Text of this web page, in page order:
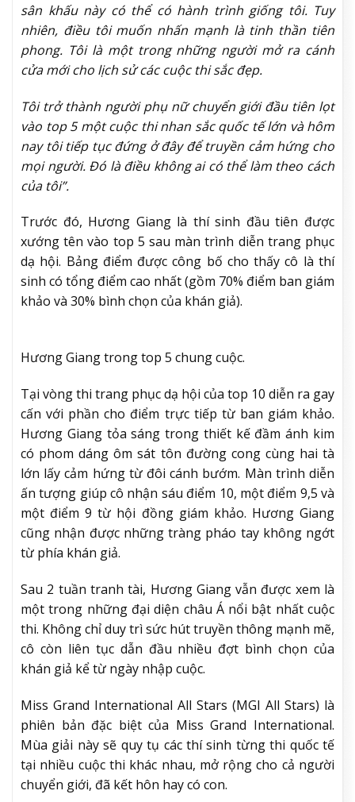
sân khấu này có thể có hành trình giống tôi. Tuy
nhiên, điều tôi muốn nhấn mạnh là tinh thần tiên
phong. Tôi là một trong những người mở ra cánh
cửa mới cho lịch sử các cuộc thi sắc đẹp.
Tôi trở thành người phụ nữ chuyển giới đầu tiên lọt
vào top 5 một cuộc thi nhan sắc quốc tế lớn và hôm
nay tôi tiếp tục đứng ở đây để truyền cảm hứng cho
mọi người. Đó là điều không ai có thể làm theo cách
của tôi”.
Trước đó, Hương Giang là thí sinh đầu tiên được
xướng tên vào top 5 sau màn trình diễn trang phục
dạ hội. Bảng điểm được công bố cho thấy cô là thí
sinh có tổng điểm cao nhất (gồm 70% điểm ban giám
khảo và 30% bình chọn của khán giả).
Hương Giang trong top 5 chung cuộc.
Tại vòng thi trang phục dạ hội của top 10 diễn ra gay
cấn với phần cho điểm trực tiếp từ ban giám khảo.
Hương Giang tỏa sáng trong thiết kế đầm ánh kim
có phom dáng ôm sát tôn đường cong cùng hai tà
lớn lấy cảm hứng từ đôi cánh bướm. Màn trình diễn
ấn tượng giúp cô nhận sáu điểm 10, một điểm 9,5 và
một điểm 9 từ hội đồng giám khảo. Hương Giang
cũng nhận được những tràng pháo tay không ngớt
từ phía khán giả.
Sau 2 tuần tranh tài, Hương Giang vẫn được xem là
một trong những đại diện châu Á nổi bật nhất cuộc
thi. Không chỉ duy trì sức hút truyền thông mạnh mẽ,
cô còn liên tục dẫn đầu nhiều đợt bình chọn của
khán giả kể từ ngày nhập cuộc.
Miss Grand International All Stars (MGI All Stars) là
phiên bản đặc biệt của Miss Grand International.
Mùa giải này sẽ quy tụ các thí sinh từng thi quốc tế
tại nhiều cuộc thi khác nhau, mở rộng cho cả người
chuyển giới, đã kết hôn hay có con.